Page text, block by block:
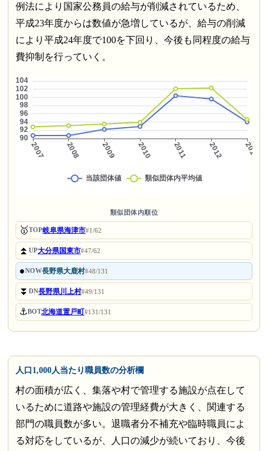
例法により国家公務員の給与が削減されているため、
平成23年度からは数値が急増しているが、給与の削減
により平成24年度で100を下回り、今後も同程度の給与
費抑制を行っていく。
類似団体内順位
🥇TOP岐阜県海津市#1/62
⏫UP大分県国東市#47/62
●NOW長野県大鹿村#48/131
⏬DN長野県川上村#49/131
⚓BOT北海道置戸町#131/131
人口1,000人当たり職員数の分析欄
村の面積が広く、集落や村で管理する施設が点在して
いるために道路や施設の管理経費が大きく、関連する
部門の職員数が多い。退職者分不補充や臨時職員によ
る対応をしているが、人口の減少が続いており、今後